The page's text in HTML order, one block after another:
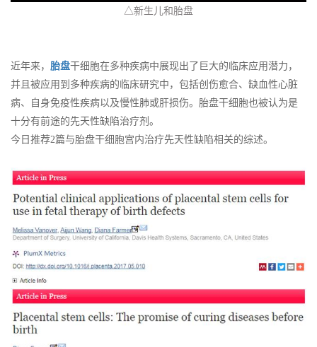
△新生儿和胎盘
近年来， 胎盘干细胞在多种疾病中展现出了巨大的临床应用潜力，
并且被应用到多种疾病的临床研究中，包括创伤愈合、缺血性心脏
病、自身免疫性疾病以及慢性肺或肝损伤。胎盘干细胞也被认为是
十分有前途的先天性缺陷治疗剂。
今日推荐2篇与胎盘干细胞宫内治疗先天性缺陷相关的综述。